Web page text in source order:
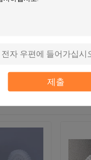
제출
계속하다